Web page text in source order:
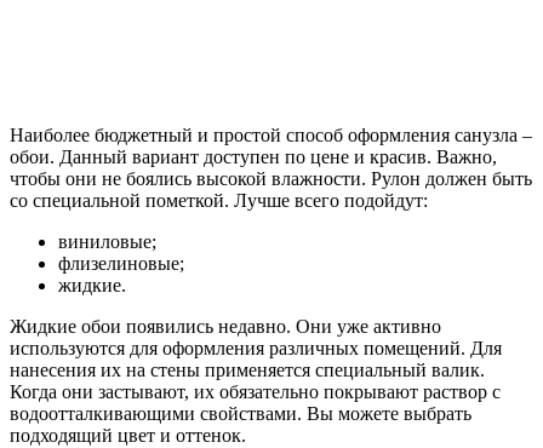
Наиболее бюджетный и простой способ оформления санузла –
обои. Данный вариант доступен по цене и красив. Важно,
чтобы они не боялись высокой влажности. Рулон должен быть
со специальной пометкой. Лучше всего подойдут:
виниловые;
флизелиновые;
жидкие.
Жидкие обои появились недавно. Они уже активно
используются для оформления различных помещений. Для
нанесения их на стены применяется специальный валик.
Когда они застывают, их обязательно покрывают раствор с
водоотталкивающими свойствами. Вы можете выбрать
подходящий цвет и оттенок.